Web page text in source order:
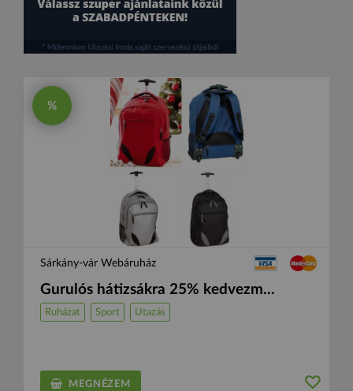
%
Sárkány-vár Webáruház
Gurulós hátizsákra 25% kedvezm...
Ruházat Sport Utazás
MEGNÉZEM